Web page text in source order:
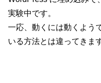
実験中です。
一応、動くには動くよう
いる方法とは違ってきま